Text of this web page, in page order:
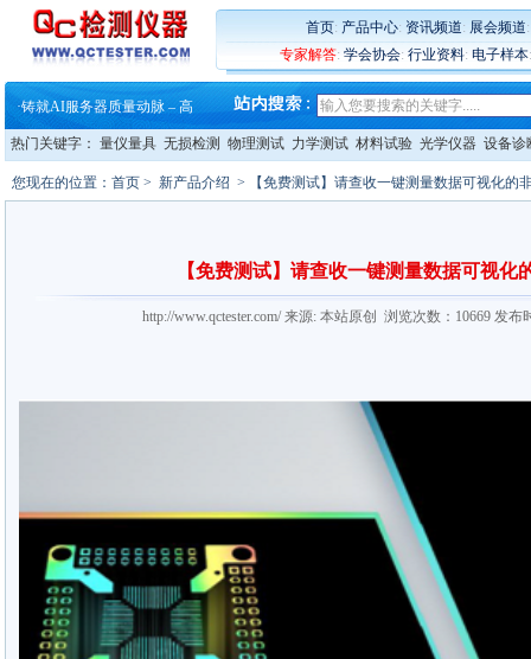
首页: 产品中心: 资讯频道: 展会频道
专家解答: 学会协会: 行业资料: 电子样本
蔡司和亿纬锂能达成战略合作
大牌云集 买家升级 ——26
蔡司软件 | 高效变形分析能
·铸就AI服务器质量动脉 – 高
·铸就AI服务器质量动脉 – 高
·ZEISS BOSELLO ADR 让内部缺
·蔡司和亿纬锂能达成战略合作
·大牌云集 买家升级 ——26
热门关键字： 量仪量具 无损检测 物理测试 力学测试 材料试验 光学仪器 设备诊
您现在的位置： 首页 > 新产品介绍 > 【免费测试】请查收一键测量数据可视化的
【免费测试】请查收一键测量数据可视化
http://www.qctester.com/ 来源: 本站原创 浏览次数：10669 发布